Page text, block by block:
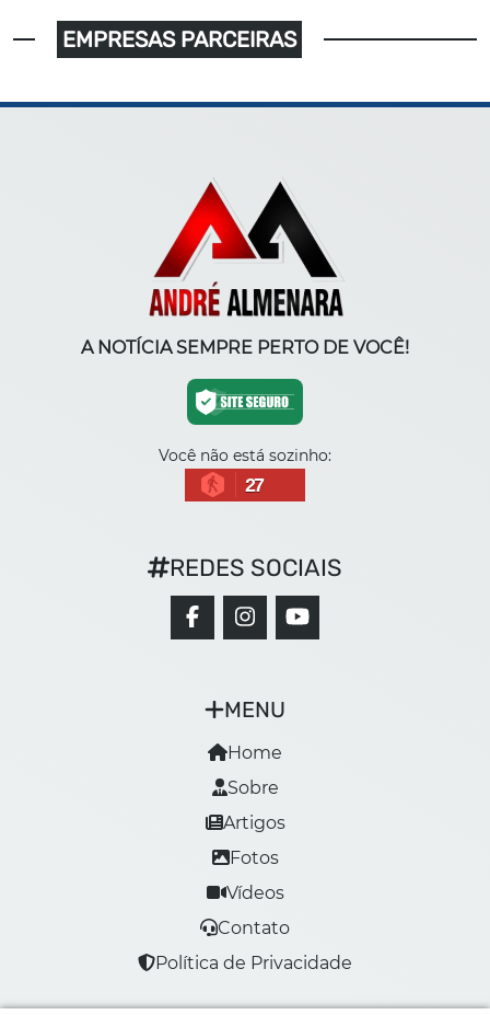
EMPRESAS PARCEIRAS
A NOTÍCIA SEMPRE PERTO DE VOCÊ!
Você não está sozinho:
27
MENU
Home
Sobre
Artigos
Fotos
Vídeos
Contato
Política de Privacidade
REDES SOCIAIS